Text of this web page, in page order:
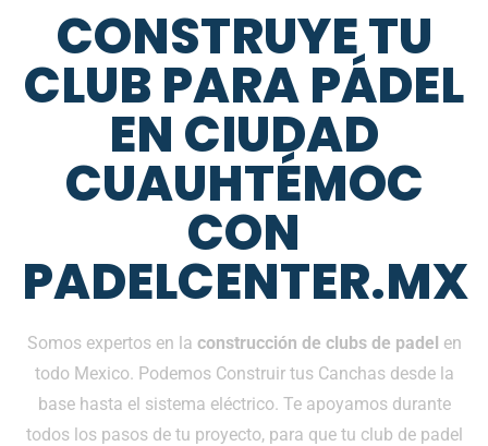
CONSTRUYE TU
CLUB PARA PÁDEL
EN CIUDAD
CUAUHTÉMOC
CON
PADELCENTER.MX
Somos expertos en la construcción de clubs de padel en
todo Mexico. Podemos Construir tus Canchas desde la
base hasta el sistema eléctrico. Te apoyamos durante
todos los pasos de tu proyecto, para que tu club de padel